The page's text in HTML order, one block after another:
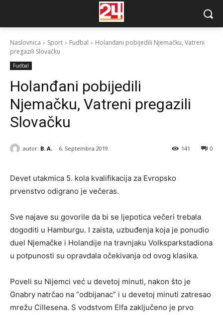
Naslovnica Sport Fudbal
Holanđani pobijedili Njemačku, Vatreni
pregazili Slovačku
Fudbal
Holanđani pobijedili
Njemačku, Vatreni pregazili
Slovačku
autor: B. A. 6. Septembra 2019. 0
141
Devet utakmica 5. kola kvalifikacija za Evropsko
prvenstvo odigrano je večeras.
Sve najave su govorile da bi se ljepotica večeri trebala
dogoditi u Hamburgu. I zaista, uzbuđenja koja je ponudio
duel Njemačke i Holandije na travnjaku Volksparkstadiona
u potpunosti su opravdala očekivanja od ovog klasika.
Poveli su Nijemci već u devetoj minuti, nakon što je
Gnabry natrčao na “odbijanac” i u devetoj minuti zatresao
mrežu Cillesena. S vodstvom Elfa zaključeno je prvo